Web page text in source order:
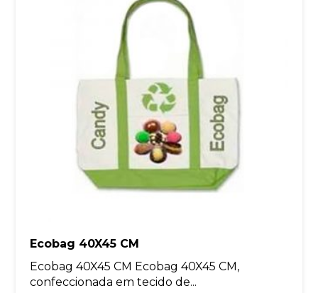
Ecobag 40X45 CM
Ecobag 40X45 CM Ecobag 40X45 CM,
confeccionada em tecido de...